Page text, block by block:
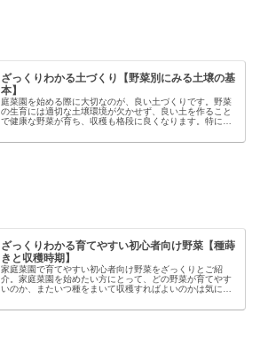
ざっくりわかる土づくり【野菜別にみる土壌の基
本】
庭菜園を始める際に大切なのが、良い土づくりです。野菜
の生育には適切な土壌環境が欠かせず、良い土を作ること
で健康な野菜が育ち、収穫も格段に良くなります。特に初
家庭菜園で失敗しないコツと言える...
ざっくりわかる育てやすい初心者向け野菜【種蒔
きと収穫時期】
家庭菜園で育てやすい初心者向け野菜をざっくりとご紹
介。家庭菜園を始めたい方にとって、どの野菜が育てやす
いのか、またいつ種をまいて収穫すればよいのかは気にな
類でも「早生」「中生」「晩生」など...